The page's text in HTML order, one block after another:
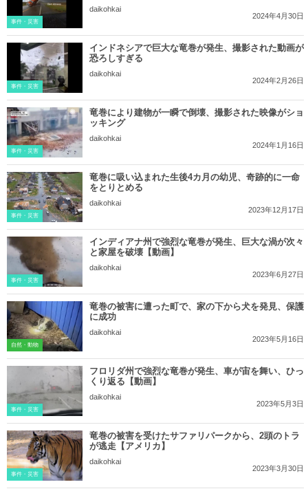
事件・災害
daikohkai
2024年4月30日
事件・災害
インドネシアで巨大な竜巻が発生、撮影された動画が
恐ろしすぎる
daikohkai
2024年2月26日
事件・災害
竜巻により建物が一瞬で倒壊、撮影された映像がショ
ッキング
daikohkai
2024年1月16日
事件・災害
竜巻に吸い込まれた生後4カ月の幼児、奇跡的に一命
をとりとめる
daikohkai
2023年12月17日
事件・災害
インディアナ州で強烈な竜巻が発生、巨大な渦が次々
と家屋を破壊【動画】
daikohkai
2023年6月27日
自然・動物
竜巻の被害に遭った町で、家の下から犬を発見、保護
に成功
daikohkai
2023年5月16日
事件・災害
フロリダ州で強烈な竜巻が発生、車が宙を舞い、ひっ
くり返る【動画】
daikohkai
2023年5月3日
事件・災害
竜巻の被害を受けたサファリパークから、2頭のトラ
が逃走【アメリカ】
daikohkai
2023年3月30日